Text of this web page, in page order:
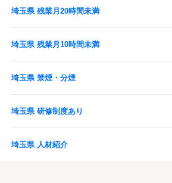
埼玉県 残業月20時間未満
埼玉県 残業月10時間未満
埼玉県 禁煙・分煙
埼玉県 研修制度あり
埼玉県 人材紹介